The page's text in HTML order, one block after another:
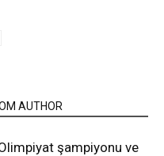
AUTHOR
şampiyonu ve